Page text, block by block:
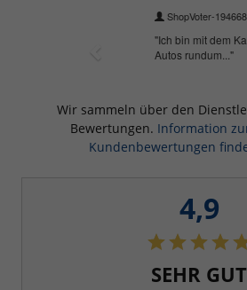
Wir sammeln über den
Bewertungen. Information
Kundenbewertungen
4,9
SEHR GUT